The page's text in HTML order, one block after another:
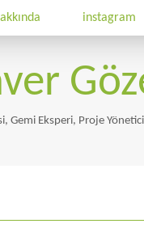
instagram
Gemi Eksperi, Proje